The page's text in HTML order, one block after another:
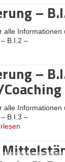
–
alle Informationen
B.I.2 –
–
alle Informationen
B.I.3 –